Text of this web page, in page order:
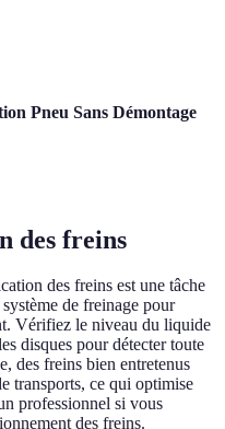
Pneu Sans Démontage
des freins
des freins est une tâche
de freinage pour
Vérifiez le niveau du liquide
disques pour détecter toute
des freins bien entretenus
transports, ce qui optimise
professionnel si vous
des freins.